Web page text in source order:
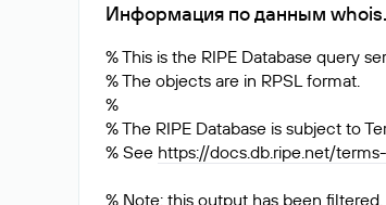
Информация по данным
% This is the RIPE Database query
% The objects are in RPSL format.
%
% The RIPE Database is subject to
% See https://docs.db.ripe.net/
% Note: this output has been filtered.